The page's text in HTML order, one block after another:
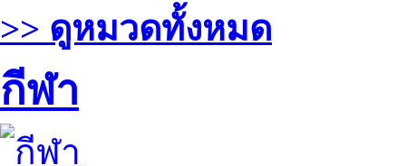
>> ดูหมวดทั้งหมด
กีฬา